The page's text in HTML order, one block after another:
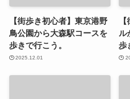
【街歩き初心者】東京港野
鳥公園から大森駅コースを
歩きで行こう。
2025.12.01
ル
歩